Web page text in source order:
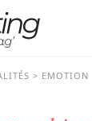
EMOTION